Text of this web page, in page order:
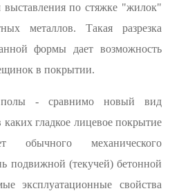
выставления по стяжке "жилок"
металлов. Такая разрезка
формы дает возможность
в покрытии.
полы - сравнимо новый вид
гладкое лицевое покрытие
обычного механического
подвижной (текучей) бетонной
эксплуатационные свойства